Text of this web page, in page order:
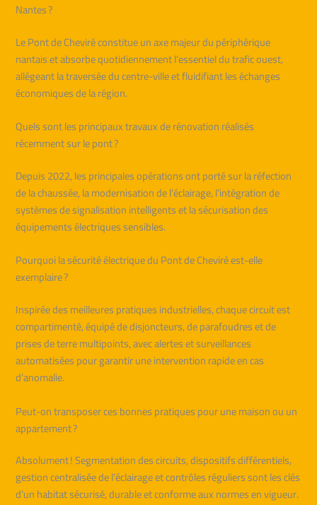
Nantes ?
Le Pont de Cheviré constitue un axe majeur du périphérique
nantais et absorbe quotidiennement l’essentiel du trafic ouest,
allégeant la traversée du centre-ville et fluidifiant les échanges
économiques de la région.
Quels sont les principaux travaux de rénovation réalisés
récemment sur le pont ?
Depuis 2022, les principales opérations ont porté sur la réfection
de la chaussée, la modernisation de l’éclairage, l’intégration de
systèmes de signalisation intelligents et la sécurisation des
équipements électriques sensibles.
Pourquoi la sécurité électrique du Pont de Cheviré est-elle
exemplaire ?
Inspirée des meilleures pratiques industrielles, chaque circuit est
compartimenté, équipé de disjoncteurs, de parafoudres et de
prises de terre multipoints, avec alertes et surveillances
automatisées pour garantir une intervention rapide en cas
d’anomalie.
Peut-on transposer ces bonnes pratiques pour une maison ou un
appartement ?
Absolument ! Segmentation des circuits, dispositifs différentiels,
gestion centralisée de l’éclairage et contrôles réguliers sont les clés
d’un habitat sécurisé, durable et conforme aux normes en vigueur.